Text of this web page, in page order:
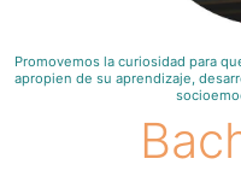
Promovemos la curiosidad para
apropien de su aprendizaje,